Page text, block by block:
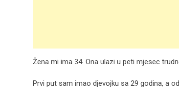
Žena mi ima 34. Ona ulazi u peti mjesec
Prvi put sam imao djevojku sa 29 godina, a